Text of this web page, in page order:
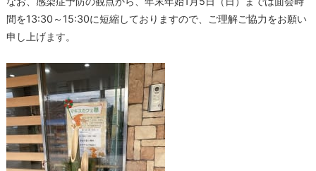
間を13:30～15:30に短縮しておりますので、ご理解ご協力をお願い
申し上げます。